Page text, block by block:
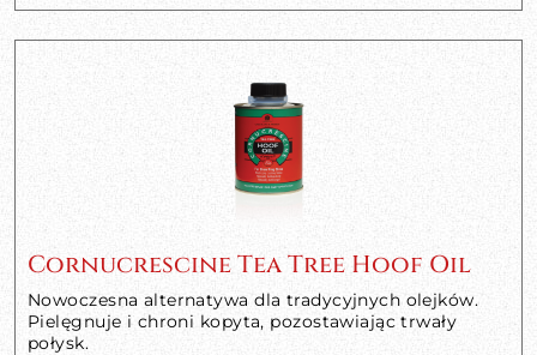
Cornucrescine Tea Tree Hoof Oil
Nowoczesna alternatywa dla tradycyjnych olejków.
Pielęgnuje i chroni kopyta, pozostawiając trwały
połysk.